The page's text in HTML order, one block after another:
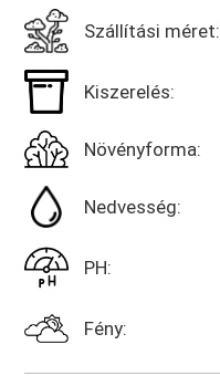
Szállítási méret:
Kiszerelés:
Növényforma:
Nedvesség:
PH:
Fény: